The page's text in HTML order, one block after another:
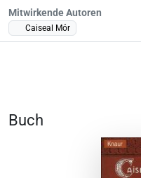
Mitwirkende Autoren
Caiseal Mór
Buch